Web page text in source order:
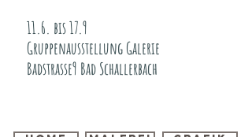
11.6. bis 17.9
Gruppenausstellung Galerie
Badstrasse9 Bad Schallerbach